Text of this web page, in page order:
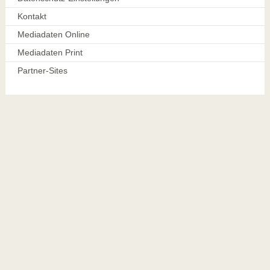
Kontakt
Mediadaten Online
Mediadaten Print
Partner-Sites